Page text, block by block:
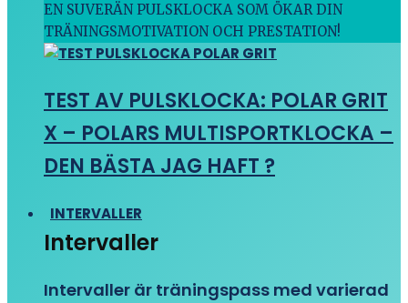
EN SUVERÄN PULSKLOCKA SOM ÖKAR DIN
TRÄNINGSMOTIVATION OCH PRESTATION!
TEST AV PULSKLOCKA: POLAR GRIT
X – POLARS MULTISPORTKLOCKA –
DEN BÄSTA JAG HAFT ?
INTERVALLER
Intervaller
Intervaller är träningspass med varierad